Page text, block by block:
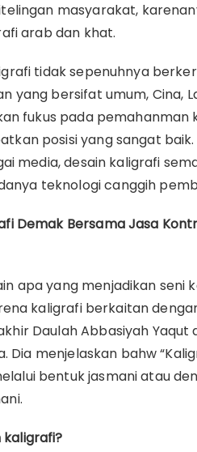
masyarakat,
arab dan khat.
tidak sepenuhnya
yang bersifat umum, Cina,
fukus pada pemahanman
posisi yang sangat
media, desain kaligrafi
teknologi canggih
Demak Bersama Jasa
apa yang menjadikan
kaligrafi berkaitan
Daulah Abbasiyah
Dia menjelaskan bahw
bentuk jasmani atau